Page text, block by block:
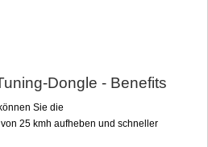
Dongle - Benefits
Sie die
25 kmh aufheben und schneller